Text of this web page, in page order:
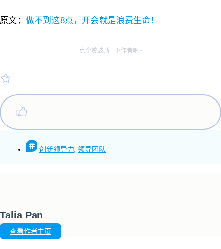
原文：做不到这8点，开会就是浪费生命！
点个赞鼓励一下作者吧~
创新领导力 领导团队
Talia Pan
查看作者主页